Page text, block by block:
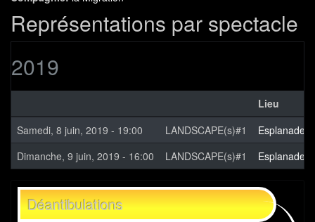
Représentations par spectacle
2019
Lieu
Samedi, 8 juin, 2019 - 19:00
LANDSCAPE(s)#1
Esplanade
Dimanche, 9 juin, 2019 - 16:00
LANDSCAPE(s)#1 Esplanade
Déantibulations